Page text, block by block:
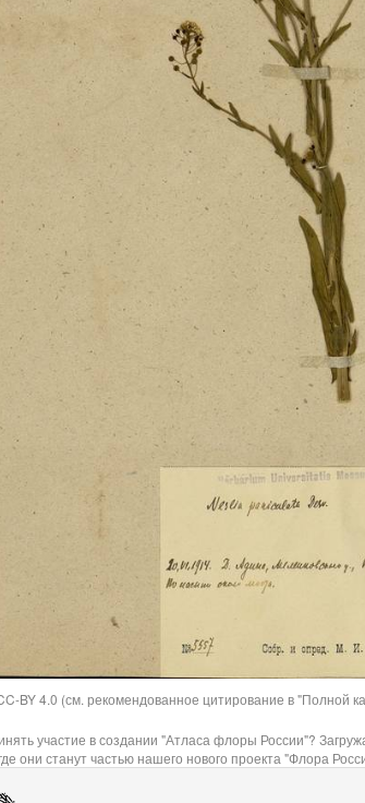
BY 4.0 (см. рекомендованное цитирование в "Полной
участие в создании "Атласа флоры России"?
они станут частью нашего нового проекта "Флора